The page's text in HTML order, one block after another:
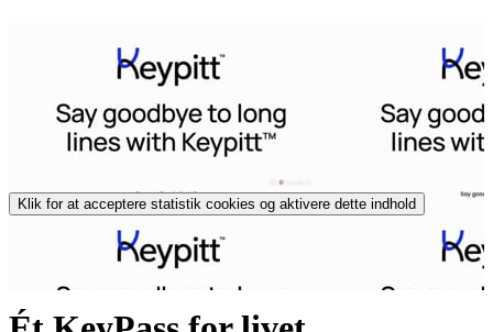
Klik for at acceptere statistik cookies og aktivere dette indhold